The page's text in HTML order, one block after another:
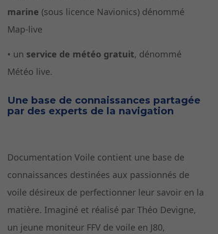
marine (sous licence Navionics) dénommé
Map-live
• un service de météo gratuit, dénommé
Météo live.
Une base de connaissances partagée
par des experts de la navigation
Documentation Voile contient une base de
connaissances destinées aux passionnés de
voile désireux de perfectionner leur savoir en la
matière. Imaginé et réalisé par Théo Devigne,
un jeune moniteur FFV de voile en J80,